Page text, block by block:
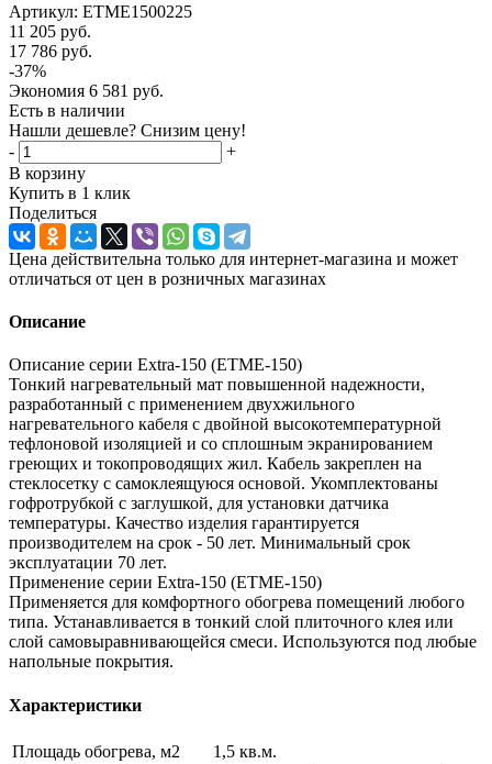
Артикул: ETME1500225
11 205 руб.
17 786 руб.
-37%
Экономия 6 581 руб.
Есть в наличии
Нашли дешевле? Снизим цену!
-
+
В корзину
Купить в 1 клик
Поделиться
Цена действительна только для интернет-магазина и может
отличаться от цен в розничных магазинах
Описание
Описание серии Extra-150 (ETME-150)
Тонкий нагревательный мат повышенной надежности,
разработанный с применением двухжильного
нагревательного кабеля с двойной высокотемпературной
тефлоновой изоляцией и со сплошным экранированием
греющих и токопроводящих жил. Кабель закреплен на
стеклосетку с самоклеящуюся основой. Укомплектованы
гофротрубкой с заглушкой, для установки датчика
температуры. Качество изделия гарантируется
производителем на срок - 50 лет. Минимальный срок
эксплуатации 70 лет.
Применение серии Extra-150 (ETME-150)
Применяется для комфортного обогрева помещений любого
типа. Устанавливается в тонкий слой плиточного клея или
слой самовыравнивающейся смеси. Используются под любые
напольные покрытия.
Характеристики
Площадь обогрева, м2
1,5 кв.м.